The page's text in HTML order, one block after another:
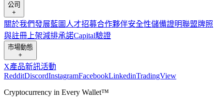
公司
+
關於我們發展藍圖 人才招募合作夥伴安全性儲備證明聯盟牌照
與註冊 上架減排承諾Capital驗證
市場動態
+
X產品新訊活動
RedditDiscordInstagramFacebookLinkedinTradingView
Cryptocurrency in Every Wallet™